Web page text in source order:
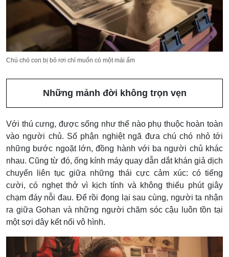
Chú chó con bị bỏ rơi chỉ muốn có một mái ấm
Những mảnh đời không trọn vẹn
Với thú cưng, được sống như thế nào phụ thuộc hoàn toàn
vào người chủ. Số phận nghiệt ngã đưa chú chó nhỏ tới
những bước ngoặt lớn, đồng hành với ba người chủ khác
nhau. Cũng từ đó, ống kính máy quay dẫn dắt khán giả dịch
chuyển liên tục giữa những thái cực cảm xúc: có tiếng
cười, có nghẹt thở vì kịch tính và không thiếu phút giây
chạm đáy nỗi đau. Để rồi đọng lại sau cùng, người ta nhận
ra giữa Gohan và những người chăm sóc cậu luôn tồn tại
một sợi dây kết nối vô hình.